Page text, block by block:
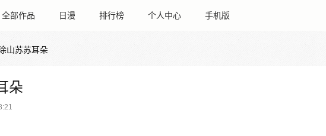
全部作品 日漫 排行榜 个人中心 手机版
山苏苏耳朵
朵